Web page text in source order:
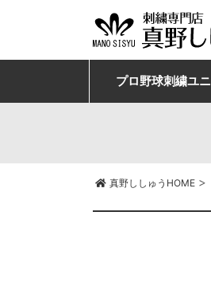
プロ野球刺繍ユニ
真野ししゅうHOME>